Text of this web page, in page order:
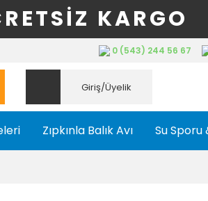
KARGO
0 (543) 244 56 67
Giriş/Üyelik
Zıpkınla Balık Avı Su Sporu